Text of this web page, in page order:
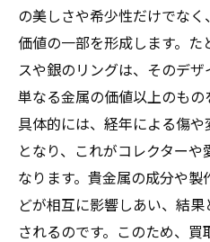
の美しさや希少性だけでな
価値の一部を形成します。
スや銀のリングは、そのデザ
単なる金属の価値以上のもの
具体的には、経年による傷
となり、これがコレクター
なります。貴金属の成分や
どが相互に影響しあい、結
されるのです。このため、